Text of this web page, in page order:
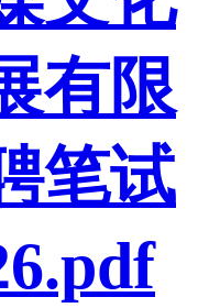
有限
笔试